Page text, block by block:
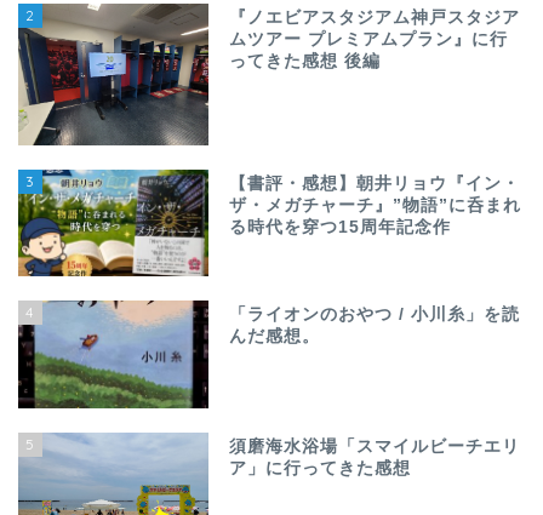
2
『ノエビアスタジアム神戸スタジア
ムツアー プレミアムプラン』に行
ってきた感想 後編
3
【書評・感想】朝井リョウ『イン・
ザ・メガチャーチ』”物語”に呑まれ
る時代を穿つ15周年記念作
4
「ライオンのおやつ / 小川糸」を読
んだ感想。
5
須磨海水浴場「スマイルビーチエリ
ア」に行ってきた感想